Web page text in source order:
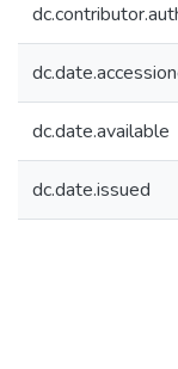
dc.date.available
dc.date.issued